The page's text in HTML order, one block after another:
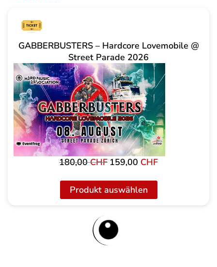
GABBERBUSTERS – Hardcore Lovemobile @
Street Parade 2026
180,00CHF Ursprünglicher
180,00 CHF
159,00 CHFAktueller
Produkt auswählen